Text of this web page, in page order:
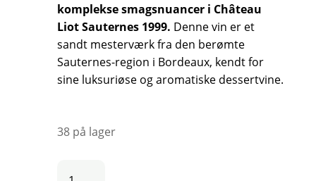
komplekse smagsnuancer i Château
Liot Sauternes 1999. Denne vin er et
sandt mesterværk fra den berømte
Sauternes-region i Bordeaux, kendt for
sine luksuriøse og aromatiske dessertvine.
38 på lager